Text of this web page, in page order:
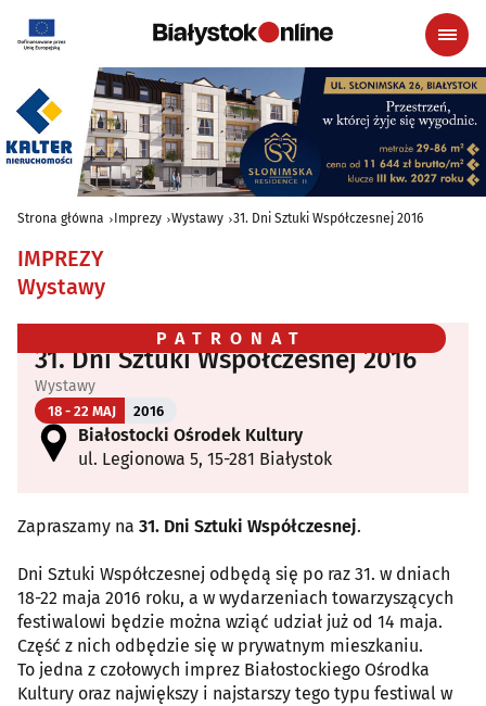
Strona główna Imprezy Wystawy 31. Dni Sztuki Współczesnej 2016
IMPREZY
Wystawy
PATRONAT
31. Dni Sztuki Współczesnej 2016
Wystawy
18 - 22 MAJ 2016
Białostocki Ośrodek Kultury
ul. Legionowa 5, 15-281 Białystok
Zapraszamy na 31. Dni Sztuki Współczesnej.
Dni Sztuki Współczesnej odbędą się po raz 31. w dniach
18-22 maja 2016 roku, a w wydarzeniach towarzyszących
festiwalowi będzie można wziąć udział już od 14 maja.
Część z nich odbędzie się w prywatnym mieszkaniu.
To jedna z czołowych imprez Białostockiego Ośrodka
Kultury oraz największy i najstarszy tego typu festiwal w